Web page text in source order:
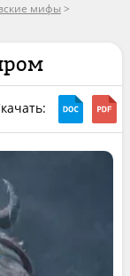
мифы >